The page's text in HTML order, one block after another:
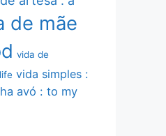
de mãe
vida de
vida simples :
avó : to my